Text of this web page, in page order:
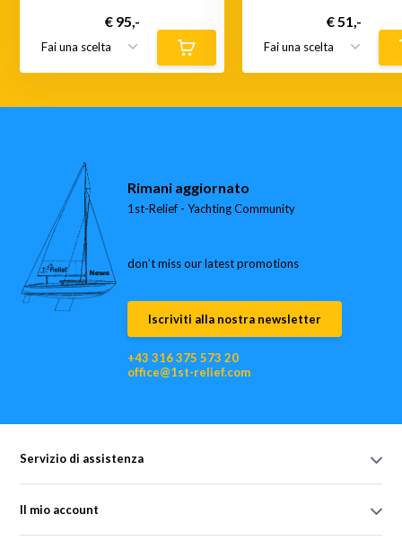
€ 95,- € 51,-
Rimani aggiornato
1st-Relief - Yachting Community
don’t miss our latest promotions
Iscriviti alla nostra newsletter
+43 316 375 573 20
office@1st-relief.com
Servizio di assistenza
Il mio account